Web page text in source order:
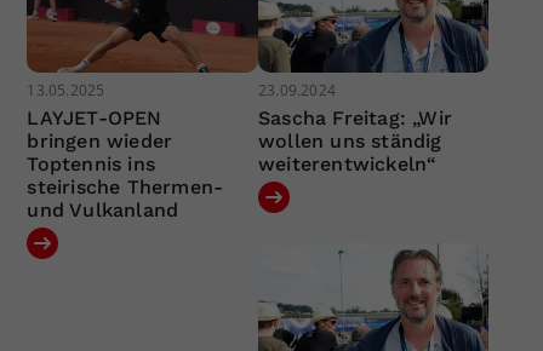
13.05.2025
LAYJET-OPEN
bringen wieder
Toptennis ins
steirische Thermen-
und Vulkanland
23.09.2024
Sascha Freitag: „Wir
wollen uns ständig
weiterentwickeln“